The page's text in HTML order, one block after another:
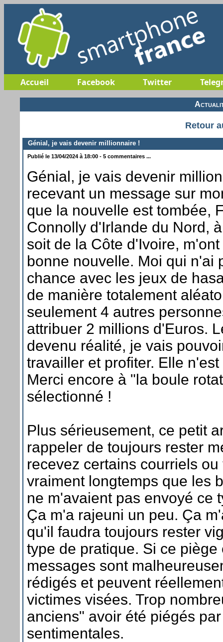
Accueil Facebook Twitter
Retour
Génial, je vais devenir millionnaire !
Publié le 13/04/2024 à 18:00 - 5 commentaires ...
Génial, je vais devenir
recevant un message sur
que la nouvelle est tombée,
Connolly d'Irlande du Nord,
soit de la Côte d'Ivoire,
bonne nouvelle. Moi qui n'ai
chance avec les jeux de
de manière totalement
seulement 4 autres
attribuer 2 millions d'Euros.
devenu réalité, je vais
travailler et profiter. Elle
Merci encore à "la boule
sélectionné !
Plus sérieusement, ce petit
rappeler de toujours rester
recevez certains courriels
vraiment longtemps que les
ne m'avaient pas envoyé ce
Ça m'a rajeuni un peu. Ça
qu'il faudra toujours rester
type de pratique. Si ce piège
messages sont
rédigés et peuvent
victimes visées. Trop
anciens" avoir été piégés
sentimentales.